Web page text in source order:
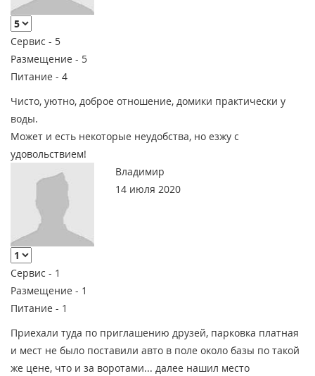
Сервис - 5
Размещение - 5
Питание - 4
Чисто, уютно, доброе отношение, домики практически у
воды.
Может и есть некоторые неудобства, но езжу с
удовольствием!
Владимир
14 июля 2020
Сервис - 1
Размещение - 1
Питание - 1
Приехали туда по приглашению друзей, парковка платная
и мест не было поставили авто в поле около базы по такой
же цене, что и за воротами... далее нашил место